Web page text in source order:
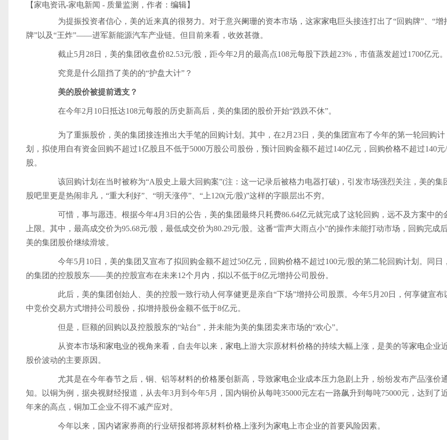
【家电资讯-家电新闻 - 质量监测，作者： 编辑】
为提振投资者信心，美的近来真的很努力。对于意兴阑珊的资本市场，这家家电巨头接连打出了“回购牌”、“增
牌”以及“王炸”——进军新能源汽车产业链。但目前来看，收效甚微。
截止5月28日，美的集团收盘价82.53元/股，距今年2月的最高点108元每股下跌超23%，市值蒸发超过1700亿元。
究竟是什么阻挡了美的的“护盘大计”？
美的股价被提前透支？
在今年2月10日抵达108元每股的历史新高后，美的集团的股价开始“跌跌不休”。
为了重振股价，美的集团接连推出大手笔的回购计划。其中，在2月23日，美的集团宣布了今年的第一轮回购计
划，拟使用自有资金回购不超过1亿股且不低于5000万股公司股份，预计回购金额不超过140亿元，回购价格不超过140元/
股。
该回购计划在当时被称为“A股史上最大回购案”(注：这一记录后被格力电器打破)，引发市场强烈关注，美的集
股吧里更是热闹非凡，“重大利好”、“明天涨停”、“上120(元/股)”这样的字眼层出不穷。
可惜，事与愿违。根据今年4月3日的公告，美的集团最终只耗费86.64亿元就完成了这轮回购，远不及方案中的
上限。其中，最高成交价为95.68元/股，最低成交价为80.29元/股。这番“雷声大雨点小”的操作未能打动市场，回购完成后
美的集团股价继续滑坡。
今年5月10日，美的集团又宣布了拟回购金额不超过50亿元，回购价格不超过100元/股的第二轮回购计划。同日
的集团的控股股东——美的控股宣布在未来12个月内，拟以不低于8亿元增持公司股份。
此后，美的集团创始人、美的控股一致行动人何享健更是亲自“下场”增持公司股票。今年5月20日，何享健宣布
中竞价交易方式增持公司股份，拟增持股份金额不低于8亿元。
但是，巨额的回购以及控股股东的“站台”，并未能为美的集团卖来市场的“欢心”。
从资本市场和家电业的视角来看，自去年以来， 家电 上游大宗原材料价格的持续大幅上涨，是美的等家电企业
股价波动的主要原因。
尤其是在今年春节之后，铜、铝等材料的价格屡创新高，导致家电企业成本压力急剧上升，纷纷发布产品涨价
知。以铜为例，据央视财经报道，从去年3月到今年5月，国内铜价从每吨35000元左右一路飙升到每吨75000元，达到了
年来的高点，铜加工企业不得不减产应对。
今年以来，国内诸家券商的行业研报都将原材料价格 上涨列为家电 上市企业的首要风险因素。